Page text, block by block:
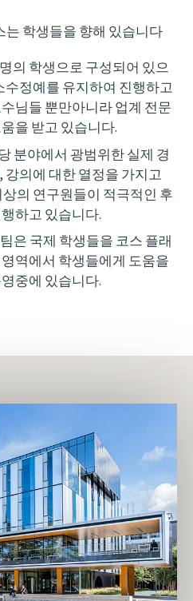
는 학생들을 향해 있습니다
의 학생으로 구성되어 있으
수정예를 유지하여 진행하고
님들 뿐만아니라 업계 전문
을 받고 있습니다.
분야에서 광범위한 실제 경
의에 대한 열정을 가지고
의 연구원들이 적극적인 후
하고 있습니다.
은 국제 학생들을 코스 플래
역에서 학생들에게 도움을
중에 있습니다.